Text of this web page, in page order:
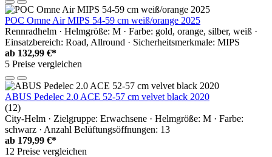
POC Omne Air MIPS 54-59 cm weiß/orange 2025
Rennradhelm · Helmgröße: M · Farbe: gold, orange, silber, weiß ·
Einsatzbereich: Road, Allround · Sicherheitsmerkmale: MIPS
ab 132,99 €*
5 Preise vergleichen
ABUS Pedelec 2.0 ACE 52-57 cm velvet black 2020
(12)
City-Helm · Zielgruppe: Erwachsene · Helmgröße: M · Farbe:
schwarz · Anzahl Belüftungsöffnungen: 13
ab 179,99 €*
12 Preise vergleichen